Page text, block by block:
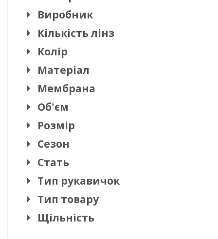
Виробник
Кількість лінз
Колір
Матеріал
Мембрана
Об'єм
Розмір
Сезон
Стать
Тип рукавичок
Тип товару
Щільність